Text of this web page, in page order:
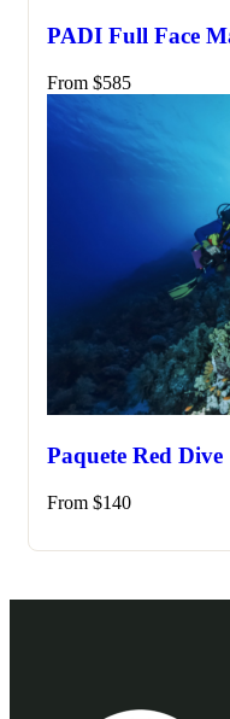
PADI Full Face
From $585
Paquete Red Dive
From $140